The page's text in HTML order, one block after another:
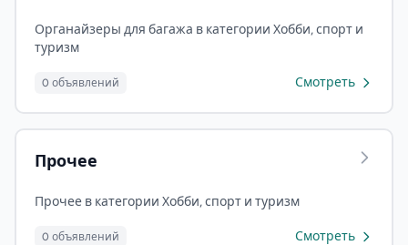
Органайзеры для багажа в категории Хобби, спорт и
туризм
0 объявлений Смотреть
Прочее
Прочее в категории Хобби, спорт и туризм
0 объявлений Смотреть